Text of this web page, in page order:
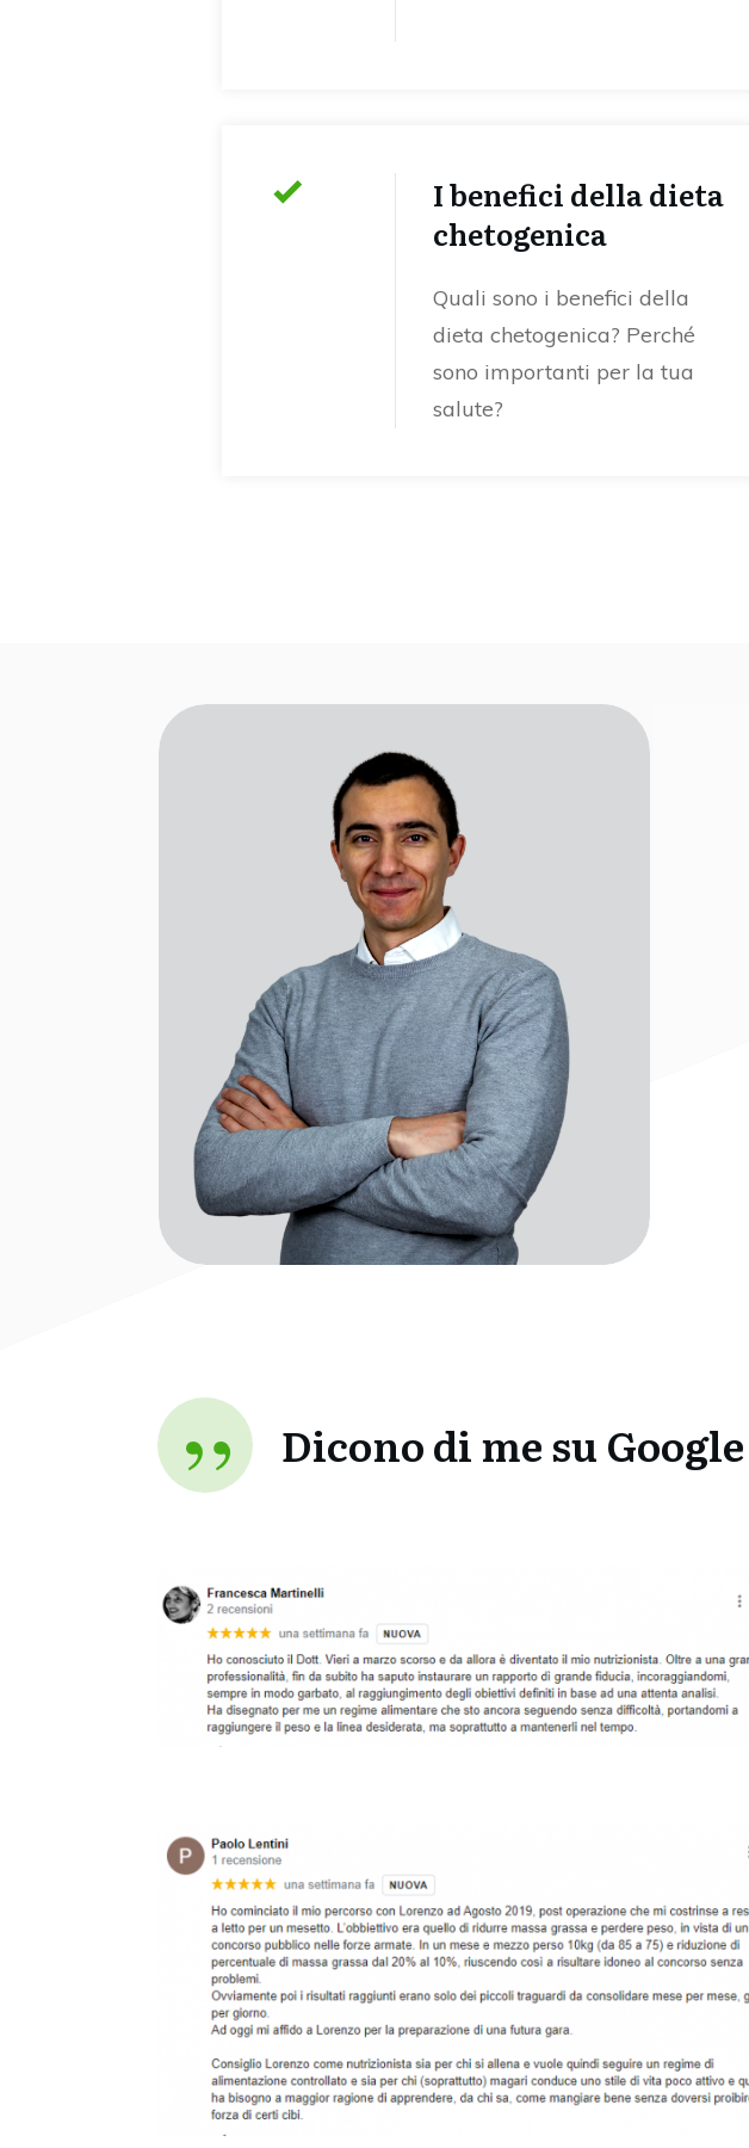
I benefici della dieta
chetogenica
Quali sono i benefici della
dieta chetogenica? Perché
sono importanti per la tua
salute?
” Dicono di me su Google